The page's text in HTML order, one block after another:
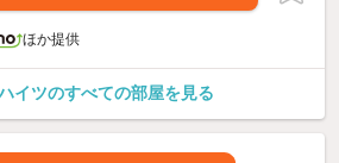
ほか提供
イツのすべての部屋を見る